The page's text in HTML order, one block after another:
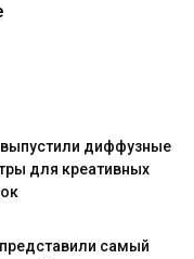
выпустили диффузные
для креативных
самый